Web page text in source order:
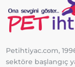
Petihtiyac.com,
sektöre başlangıç